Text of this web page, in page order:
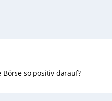
so positiv darauf?